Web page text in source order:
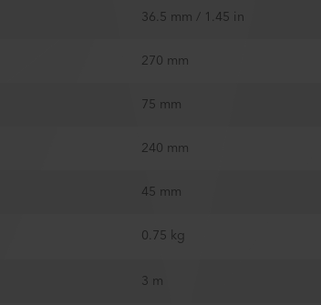
36.5 mm / 1.45 in
270 mm
75 mm
240 mm
45 mm
0.75 kg
3 m